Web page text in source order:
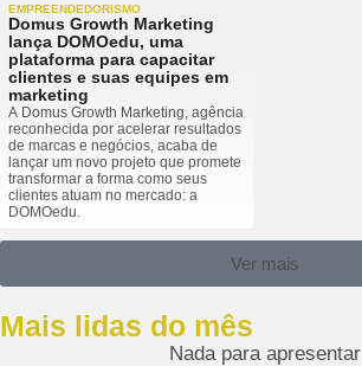
EMPREENDEDORISMO
Domus Growth Marketing
lança DOMOedu, uma
plataforma para capacitar
clientes e suas equipes em
marketing
A Domus Growth Marketing, agência
reconhecida por acelerar resultados
de marcas e negócios, acaba de
lançar um novo projeto que promete
transformar a forma como seus
clientes atuam no mercado: a
DOMOedu.
Ver mais
Mais lidas do mês
Nada para apresentar